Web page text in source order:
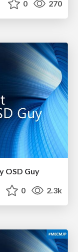
0 270
OSD Guy
0 2.3k